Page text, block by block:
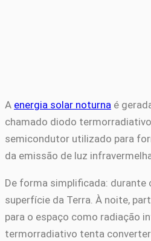
A energia solar noturna é
chamado diodo
semicondutor utilizado para
da emissão de luz
De forma simplificada: durante
superfície da Terra. À noite,
para o espaço como radiação
termorradiativo tenta